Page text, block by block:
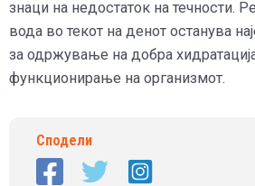
знаци на недостаток на течности.
вода во текот на денот останува
за одржување на добра
функционирање на организмот.
Сподели